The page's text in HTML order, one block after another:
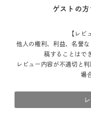
ゲストの方
【レビ
他人の権利、利益、名誉
稿することはで
レビュー内容が不適切と
場